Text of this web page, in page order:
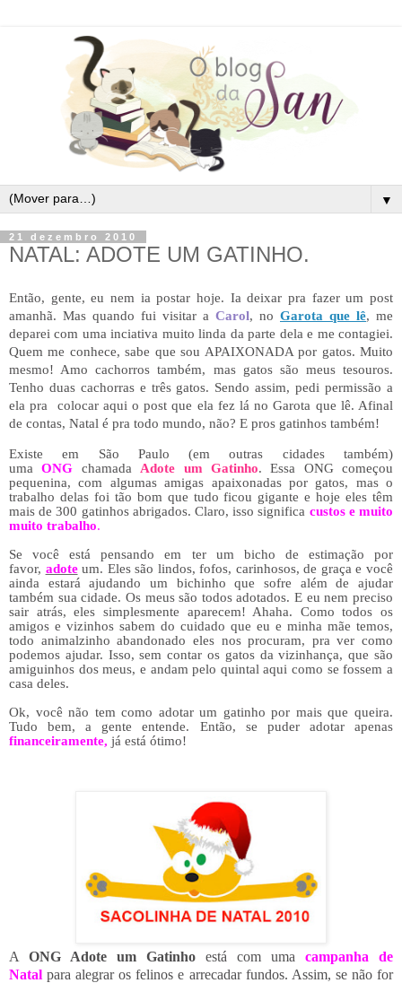
▼
21 dezembro 2010
NATAL: ADOTE UM GATINHO.
Então, gente, eu nem ia postar hoje. Ia deixar pra fazer um post
amanhã. Mas quando fui visitar a Carol, no Garota que lê, me
deparei com uma inciativa muito linda da parte dela e me contagiei.
Quem me conhece, sabe que sou APAIXONADA por gatos. Muito
mesmo! Amo cachorros também, mas gatos são meus tesouros.
Tenho duas cachorras e três gatos. Sendo assim, pedi permissão a
ela pra colocar aqui o post que ela fez lá no Garota que lê. Afinal
de contas, Natal é pra todo mundo, não? E pros gatinhos também!
Existe em São Paulo (em outras cidades também)
uma
ONG chamada Adote um Gatinho. Essa ONG começou
pequenina, com algumas amigas apaixonadas por gatos, mas o
trabalho delas foi tão bom que tudo ficou gigante e hoje eles têm
mais de 300 gatinhos abrigados. Claro, isso significa custos e muito
muito trabalho.
Se você está pensando em ter um bicho de estimação por
favor, adote um. Eles são lindos, fofos, carinhosos, de graça e você
ainda estará ajudando um bichinho que sofre além de ajudar
também sua cidade. Os meus são todos adotados. E eu nem preciso
sair atrás, eles simplesmente aparecem! Ahaha. Como todos os
amigos e vizinhos sabem do cuidado que eu e minha mãe temos,
todo animalzinho abandonado eles nos procuram, pra ver como
podemos ajudar. Isso, sem contar os gatos da vizinhança, que são
amiguinhos dos meus, e andam pelo quintal aqui como se fossem a
casa deles.
Ok, você não tem como adotar um gatinho por mais que queira.
Tudo bem, a gente entende. Então, se puder adotar apenas
financeiramente, já está ótimo!
A ONG Adote um Gatinho está com uma
campanha de
Natal para alegrar os felinos e arrecadar fundos. Assim, se não for